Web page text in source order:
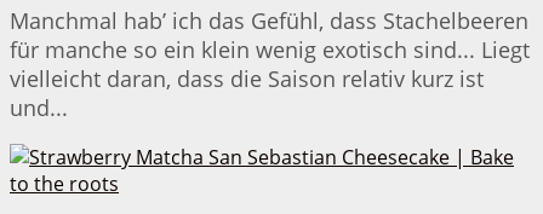
Manchmal hab’ ich das Gefühl, dass Stachelbeeren
für manche so ein klein wenig exotisch sind... Liegt
vielleicht daran, dass die Saison relativ kurz ist
und...